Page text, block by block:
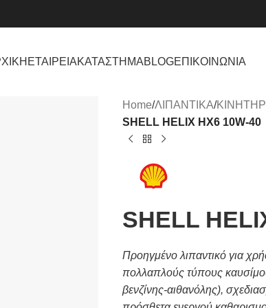
ΕΤΑΙΡΕΙΑΚΑΤΑΣΤΗΜΑBLOGΕΠΙΚΟΙΝΩΝΙΑ
Home/ΛΙΠΑΝΤΙΚΑ/
SHELL HELIX HX6 10W-40
SHELL
Προηγμένο λιπαντικό για
πολλαπλούς τύπους καυσίμου
βενζίνης-αιθανόλης),